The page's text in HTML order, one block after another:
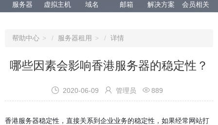
服务器 虚拟主机 域名 邮箱 解决方案 会员相关
帮助中心 服务器租用 详情
哪些因素会影响香港服务器的稳定性？
 2020-06-09  管理员  889
香港服务器稳定性，直接关系到企业业务的稳定性，如果经常网站打